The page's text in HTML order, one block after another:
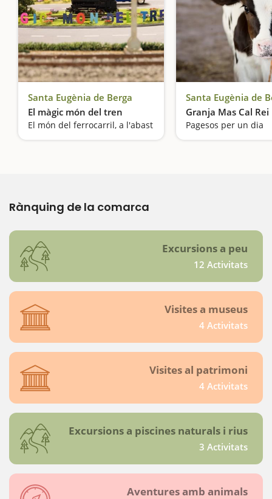
Santa Eugènia de Berga
El màgic món del tren
El món del ferrocarril, a l'abast
Santa Eugènia de
Granja Mas Cal Rei
Pagesos per un dia
Rànquing de la comarca
Excursions a peu
12 Activitats
Visites a museus
4 Activitats
Visites al patrimoni
4 Activitats
Excursions a piscines naturals i rius
3 Activitats
Aventures amb animals